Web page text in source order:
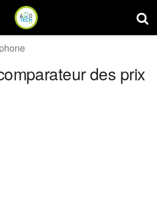
des prix